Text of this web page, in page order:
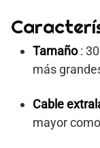
Tamaño:
más
Cable
mayor